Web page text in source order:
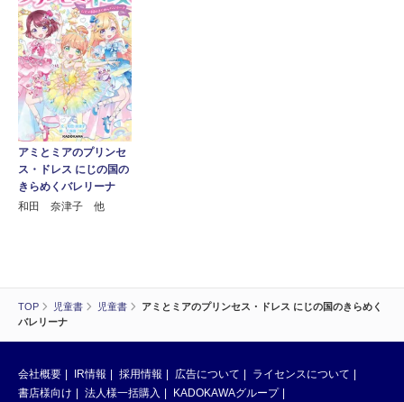
TOP 児童書 児童書
アミとミアのプリンセス・ドレス にじの国のきらめく
バレリーナ
アミとミアのプリンセ
ス・ドレス にじの国の
きらめくバレリーナ
和田 奈津子 他
会社概要 IR情報 採用情報 広告について
ライセンスについて
書店様向け
法人様一括購入 KADOKAWAグループ